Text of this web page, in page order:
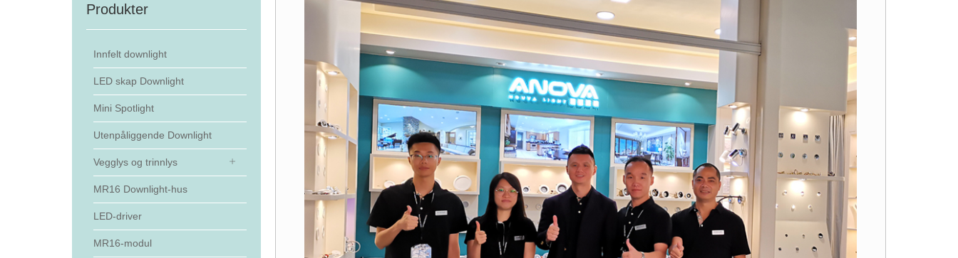
Produkter
Innfelt downlight
LED skap Downlight
Mini Spotlight
Utenpåliggende Downlight
Vegglys og trinnlys
MR16 Downlight-hus
LED-driver
MR16-modul